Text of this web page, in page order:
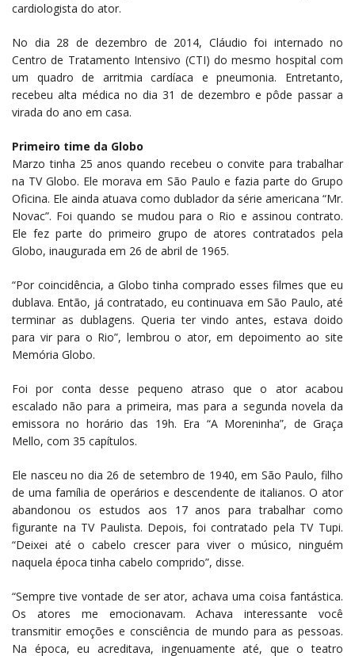
cardiologista do ator.
No dia 28 de dezembro de 2014, Cláudio foi internado no
Centro de Tratamento Intensivo (CTI) do mesmo hospital com
um quadro de arritmia cardíaca e pneumonia. Entretanto,
recebeu alta médica no dia 31 de dezembro e pôde passar a
virada do ano em casa.
Primeiro time da Globo
Marzo tinha 25 anos quando recebeu o convite para trabalhar
na TV Globo. Ele morava em São Paulo e fazia parte do Grupo
Oficina. Ele ainda atuava como dublador da série americana “Mr.
Novac”. Foi quando se mudou para o Rio e assinou contrato.
Ele fez parte do primeiro grupo de atores contratados pela
Globo, inaugurada em 26 de abril de 1965.
“Por coincidência, a Globo tinha comprado esses filmes que eu
dublava. Então, já contratado, eu continuava em São Paulo, até
terminar as dublagens. Queria ter vindo antes, estava doido
para vir para o Rio”, lembrou o ator, em depoimento ao site
Memória Globo.
Foi por conta desse pequeno atraso que o ator acabou
escalado não para a primeira, mas para a segunda novela da
emissora no horário das 19h. Era “A Moreninha”, de Graça
Mello, com 35 capítulos.
Ele nasceu no dia 26 de setembro de 1940, em São Paulo, filho
de uma família de operários e descendente de italianos. O ator
abandonou os estudos aos 17 anos para trabalhar como
figurante na TV Paulista. Depois, foi contratado pela TV Tupi.
“Deixei até o cabelo crescer para viver o músico, ninguém
naquela época tinha cabelo comprido”, disse.
“Sempre tive vontade de ser ator, achava uma coisa fantástica.
Os atores me emocionavam. Achava interessante você
transmitir emoções e consciência de mundo para as pessoas.
Na época, eu acreditava, ingenuamente até, que o teatro